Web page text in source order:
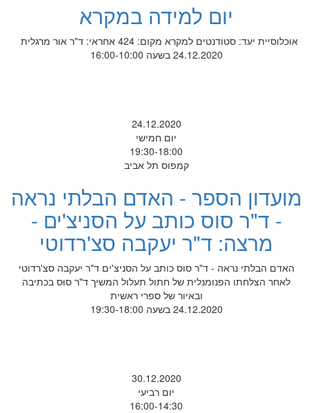
יום למידה במקרא
אוכלוסיית יעד: סטודנטים למקרא מקום: 424 אחראי: ד"ר אור מרגלית
24.12.2020 בשעה 16:00-10:00
24.12.2020
יום חמישי
19:30-18:00
קמפוס תל אביב
מועדון הספר - האדם הבלתי נראה
- ד"ר סוס כותב על הסניצ'ים -
מרצה: ד"ר יעקבה סצ'רדוטי
האדם הבלתי נראה - ד"ר סוס כותב על הסניצ'ים ד"ר יעקבה סצ'רדוטי
לאחר הצלחתו הפנומנלית של חתול תעלול המשיך ד"ר סוּס בכתיבה
ובאיור של ספרי ראשית
24.12.2020 בשעה 19:30-18:00
30.12.2020
יום רביעי
16:00-14:30